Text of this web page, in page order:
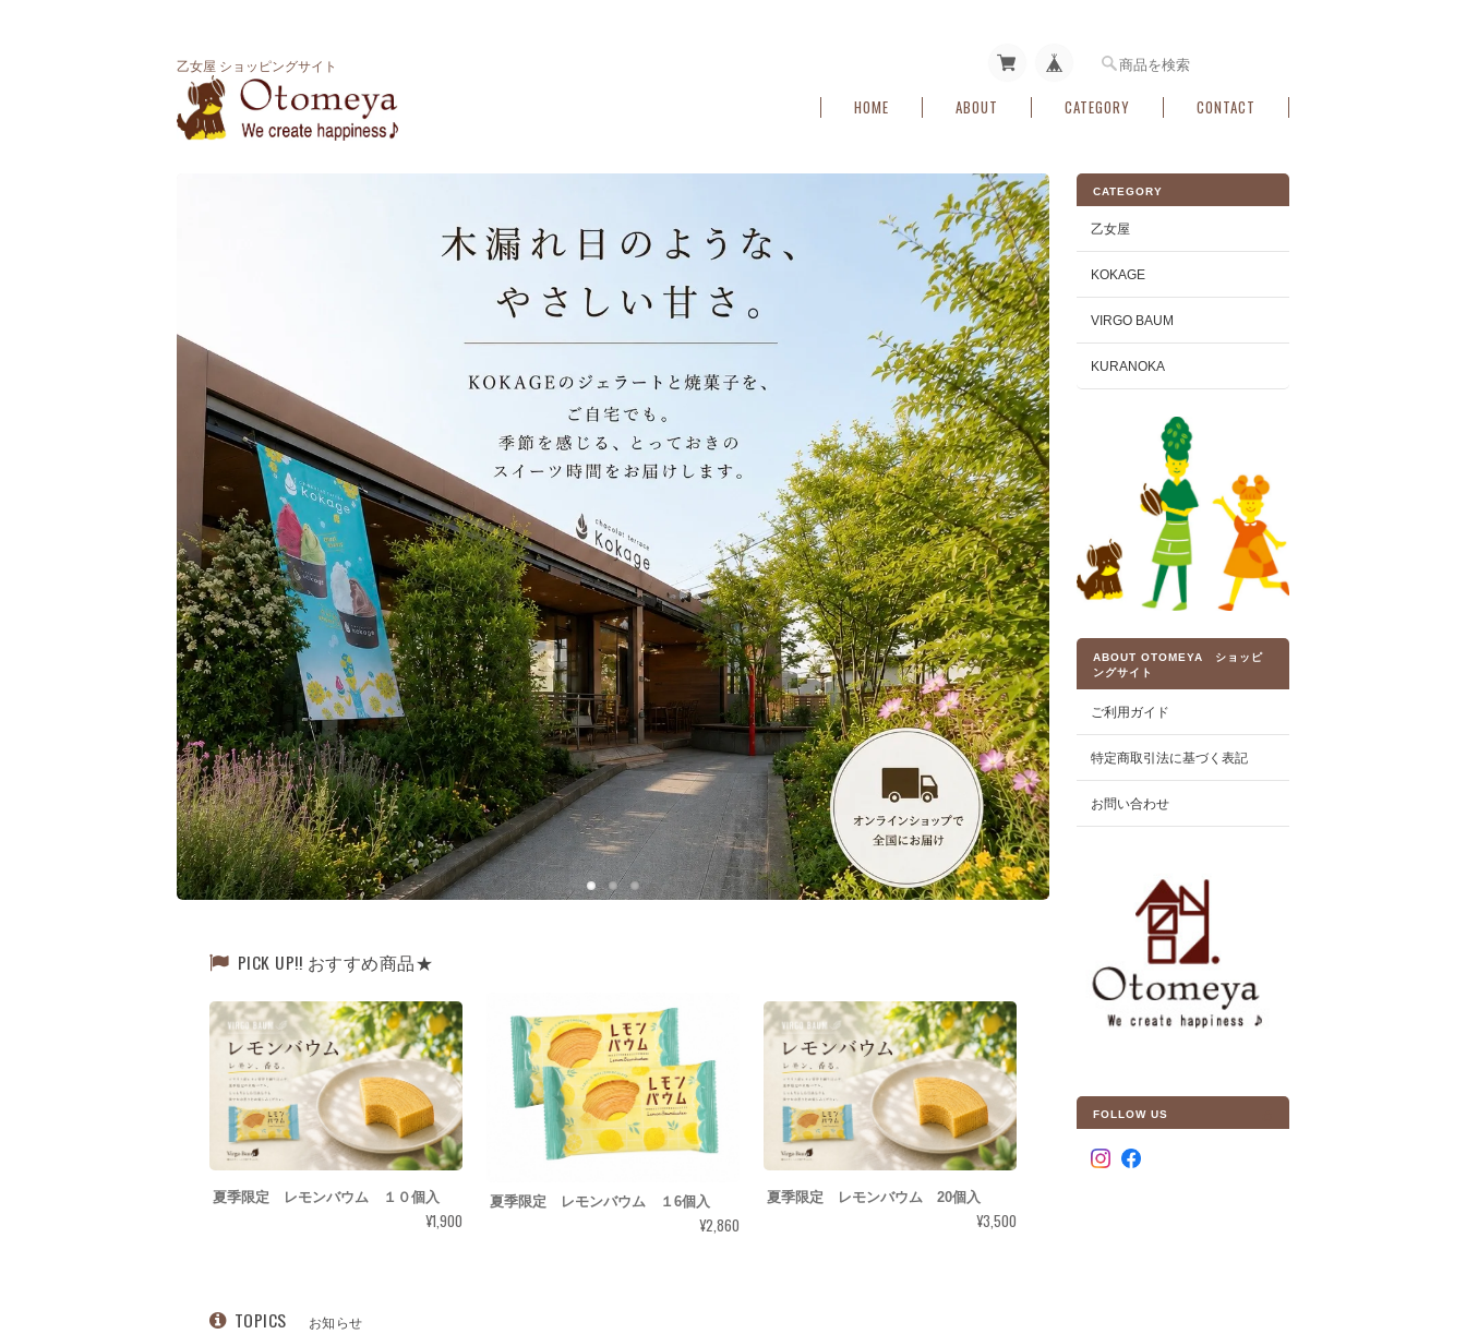
乙女屋 ショッピングサイト
HOME ABOUT CATEGORY CONTACT
PICK UP!! おすすめ商品★
夏季限定 レモンバウム １０個入
¥1,900
夏季限定 レモンバウム １6個入
¥2,860
夏季限定 レモンバウム 20個入
¥3,500
TOPICS お知らせ
CATEGORY
乙女屋
KOKAGE
VIRGO BAUM
KURANOKA
ABOUT OTOMEYA ショッピ
ングサイト
ご利用ガイド
特定商取引法に基づく表記
お問い合わせ
FOLLOW US